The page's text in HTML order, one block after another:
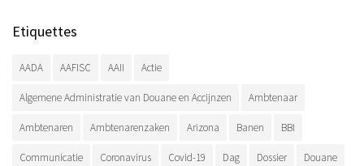
Etiquettes
AADA AAFISC AAII Actie
Algemene Administratie van Douane en Accijnzen Ambtenaar
Ambtenaren Ambtenarenzaken Arizona Banen BBI
Communicatie Coronavirus Covid-19 Dag Dossier Douane